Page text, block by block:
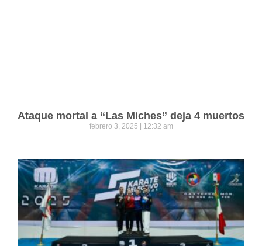
Ataque mortal a “Las Miches” deja 4 muertos
febrero 3, 2025 12:32 am